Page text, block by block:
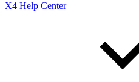
X4 Help Center